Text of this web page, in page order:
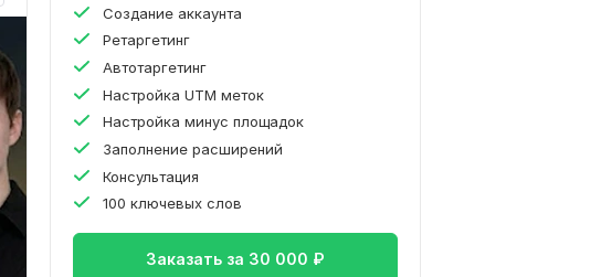
Создание аккаунта
Ретаргетинг
Автотаргетинг
Настройка UTM меток
Настройка минус площадок
Заполнение расширений
Консультация
100 ключевых слов
Заказать за 30 000 ₽